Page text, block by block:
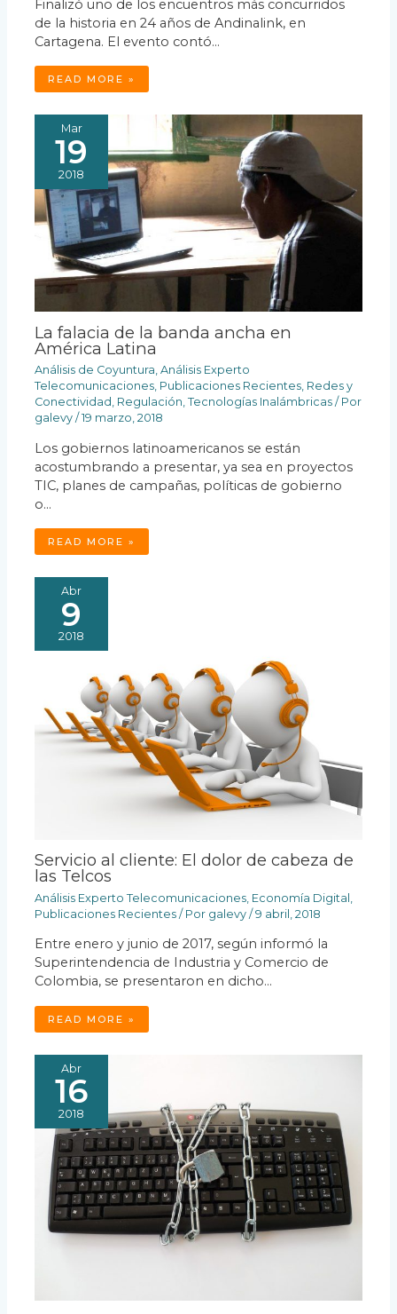
Finalizó uno de los encuentros más concurridos
de la historia en 24 años de Andinalink, en
Cartagena. El evento contó…
READ MORE »
Mar
19
2018
La falacia de la banda ancha en
América Latina
Análisis de Coyuntura,Análisis Experto
Telecomunicaciones, Publicaciones Recientes, Redes y
Conectividad , Regulación,Tecnologías Inalámbricas / Por
galevy/19 marzo, 2018
Los gobiernos latinoamericanos se están
acostumbrando a presentar, ya sea en proyectos
TIC, planes de campañas, políticas de gobierno
o…
READ MORE »
Abr
9
2018
Servicio al cliente: El dolor de cabeza de
las Telcos
Análisis Experto Telecomunicaciones Economía Digital
Publicaciones Recientes / Por galevy/9 abril, 2018
Entre enero y junio de 2017, según informó la
Superintendencia de Industria y Comercio de
Colombia, se presentaron en dicho…
READ MORE »
Abr
16
2018